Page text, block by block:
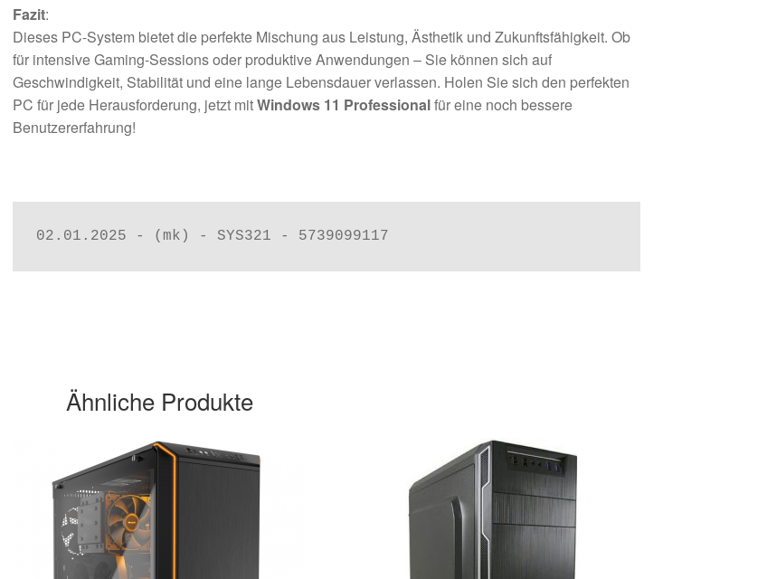
Fazit:
Dieses PC-System bietet die perfekte Mischung aus Leistung, Ästhetik und Zukunftsfähigkeit. Ob
für intensive Gaming-Sessions oder produktive Anwendungen – Sie können sich auf
Geschwindigkeit, Stabilität und eine lange Lebensdauer verlassen. Holen Sie sich den perfekten
PC für jede Herausforderung, jetzt mitWindows 11 Professionalfür eine noch bessere
Benutzererfahrung!
02.01.2025 - (mk) - SYS321 - 5739099117
Ähnliche Produkte